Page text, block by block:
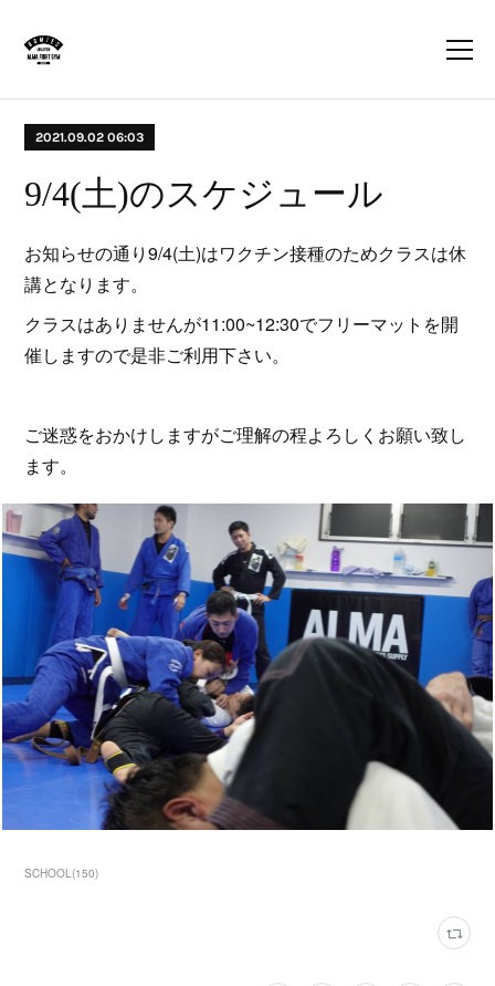
2021.09.02 06:03
9/4(土)のスケジュール
お知らせの通り9/4(土)はワクチン接種のためクラスは休
講となります。
クラスはありませんが11:00~12:30でフリーマットを開
催しますので是非ご利用下さい。
ご迷惑をおかけしますがご理解の程よろしくお願い致し
ます。
SCHOOL(150)